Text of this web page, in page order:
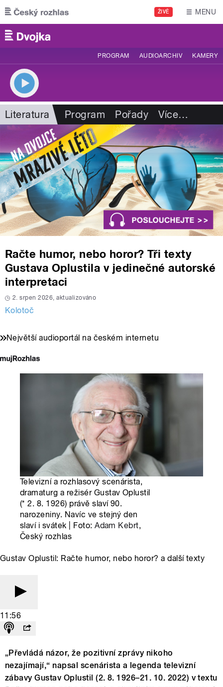
Přejít k hlavnímu obsahu
ŽIVĚ MENU
PROGRAM AUDIOARCHIV KAMERY
Literatura Program Pořady Více…
Račte humor, nebo horor? Tři texty
Gustava Oplustila v jedinečné autorské
interpretaci
2. srpen 2026, aktualizováno
Kolotoč
Největší audioportál na českém internetu
Televizní a rozhlasový scenárista,
dramaturg a režisér Gustav Oplustil
(* 2. 8. 1926) právě slaví 90.
narozeniny. Navíc ve stejný den
slaví i svátek | Foto:Adam Kebrt,
Český rozhlas
Gustav Oplustil: Račte humor, nebo horor? a další texty
11:56
„Převládá názor, že pozitivní zprávy nikoho
nezajímají,“ napsal scenárista a legenda televizní
zábavy Gustav Oplustil (2. 8. 1926–21. 10. 2022) v textu